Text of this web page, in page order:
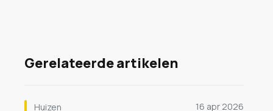
Gerelateerde artikelen
Huizen
16 apr 2026